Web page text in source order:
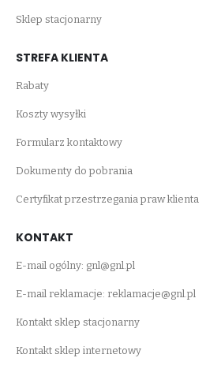
Sklep stacjonarny
STREFA KLIENTA
Rabaty
Koszty wysyłki
Formularz kontaktowy
Dokumenty do pobrania
Certyfikat przestrzegania praw klienta
KONTAKT
E-mail ogólny: gnl@gnl.pl
E-mail reklamacje: reklamacje@gnl.pl
Kontakt sklep stacjonarny
Kontakt sklep internetowy